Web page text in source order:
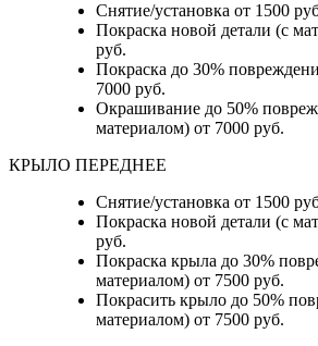
Снятие/установка от 1500
Покраска новой детали (с
руб.
Покраска до 30%
7000 руб.
Окрашивание до 50%
материалом) от 7000 руб.
КРЫЛО ПЕРЕДНЕЕ
Снятие/установка от 1500
Покраска новой детали (с
руб.
Покраска крыла до 30%
материалом) от 7500 руб.
Покрасить крыло до 50%
материалом) от 7500 руб.